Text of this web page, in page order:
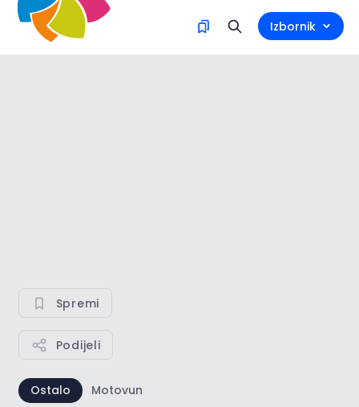
Izbornik
Spremi
Podijeli
Ostalo Motovun